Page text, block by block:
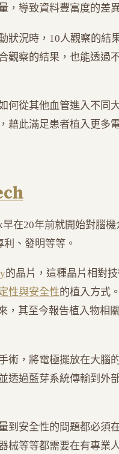
，導致資料豐富度的差
狀況時，10人觀察的結
觀察的結果，也能透過
何從其他血管進入不同
藉此滿足患者植入更多
在20年前就開始對腦
利、發明等等。
的晶片，這種晶片相對
性與安全性的植入方式
，其至今報告植入物相
術，將電極擺放在大腦
透過藍芽系統傳輸到外
到安全性的問題都必須
械等等都需要在有專業